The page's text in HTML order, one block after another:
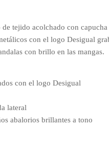
tejido acolchado con
con el logo Desigual
con brillo en las mangas.
con el logo Desigual
lateral
abalorios brillantes a tono